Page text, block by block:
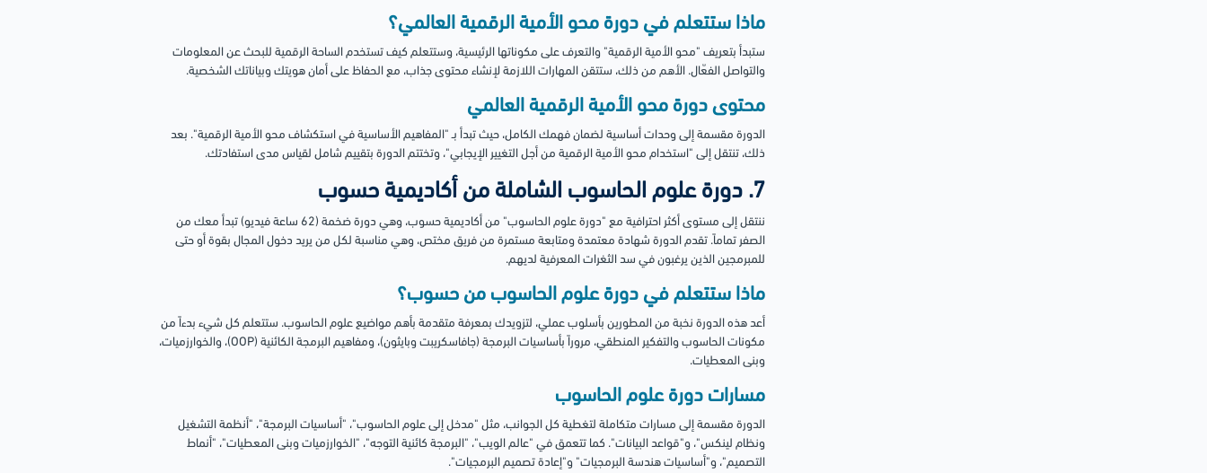
ماذا ستتعلم في دورة محو الأمية الرقمية العالمي؟
ستبدأ بتعريف "محو الأمية الرقمية" والتعرف على مكوناتها الرئيسية، وستتعلم كيف تستخدم الساحة الرقمية للبحث عن المعلومات
والتواصل الفعّال. الأهم من ذلك، ستتقن المهارات اللازمة لإنشاء محتوى جذاب، مع الحفاظ على أمان هويتك وبياناتك الشخصية.
محتوى دورة محو الأمية الرقمية العالمي
الدورة مقسمة إلى وحدات أساسية لضمان فهمك الكامل، حيث تبدأ بـ "المفاهيم الأساسية في استكشاف محو الأمية الرقمية". بعد
ذلك، تنتقل إلى "استخدام محو الأمية الرقمية من أجل التغيير الإيجابي"، وتختتم الدورة بتقييم شامل لقياس مدى استفادتك.
7. دورة علوم الحاسوب الشاملة من أكاديمية حسوب
ننتقل إلى مستوى أكثر احترافية مع "دورة علوم الحاسوب" من أكاديمية حسوب، وهي دورة ضخمة (62 ساعة فيديو) تبدأ معك من
الصفر تماماً. تقدم الدورة شهادة معتمدة ومتابعة مستمرة من فريق مختص، وهي مناسبة لكل من يريد دخول المجال بقوة أو حتى
للمبرمجين الذين يرغبون في سد الثغرات المعرفية لديهم.
ماذا ستتعلم في دورة علوم الحاسوب من حسوب؟
أعد هذه الدورة نخبة من المطورين بأسلوب عملي، لتزويدك بمعرفة متقدمة بأهم مواضيع علوم الحاسوب. ستتعلم كل شيء بدءاً من
مكونات الحاسوب والتفكير المنطقي، مروراً بأساسيات البرمجة (جافاسكريبت وبايثون)، ومفاهيم البرمجة الكائنية (OOP)، والخوارزميات،
وبنى المعطيات.
مسارات دورة علوم الحاسوب
الدورة مقسمة إلى مسارات متكاملة لتغطية كل الجوانب، مثل "مدخل إلى علوم الحاسوب"، "أساسيات البرمجة"، "أنظمة التشغيل
ونظام لينكس"، و"قواعد البيانات". كما تتعمق في "عالم الويب"، "البرمجة كائنية التوجه"، "الخوارزميات وبنى المعطيات"، "أنماط
التصميم"، و"أساسيات هندسة البرمجيات" و"إعادة تصميم البرمجيات".